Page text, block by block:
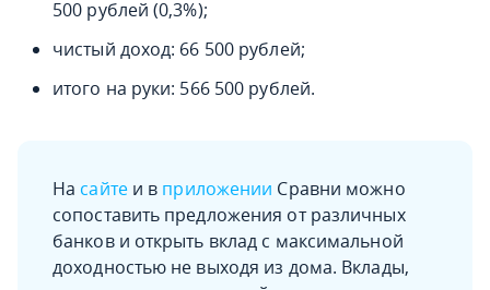
500 рублей (0,3%);
чистый доход: 66 500 рублей;
итого на руки: 566 500 рублей.
На сайтеи в приложении Сравни можно
сопоставить предложения от различных
банков и открыть вклад с максимальной
доходностью не выходя из дома. Вклады,